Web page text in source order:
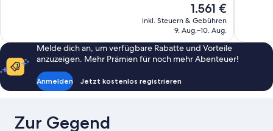
Bewertungen
Der
Preis
beträgt
1.561 €
inkl. Steuern & Gebühren
9. Aug.–10. Aug.
Melde dich an, um verfügbare Rabatte und Vorteile
anzuzeigen. Mehr Prämien für noch mehr Abenteuer!
Anmelden Jetzt kostenlos registrieren
Zur Gegend